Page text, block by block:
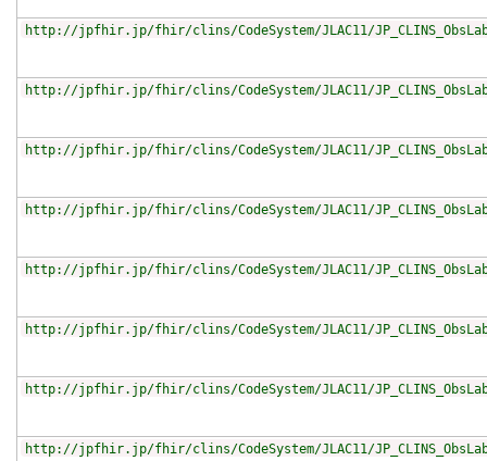
http://jpfhir.jp/fhir/clins/CodeSystem/JLAC11/
http://jpfhir.jp/fhir/clins/CodeSystem/JLAC11/
http://jpfhir.jp/fhir/clins/CodeSystem/JLAC11/
http://jpfhir.jp/fhir/clins/CodeSystem/JLAC11/
http://jpfhir.jp/fhir/clins/CodeSystem/JLAC11/
http://jpfhir.jp/fhir/clins/CodeSystem/JLAC11/
http://jpfhir.jp/fhir/clins/CodeSystem/JLAC11/
http://jpfhir.jp/fhir/clins/CodeSystem/JLAC11/